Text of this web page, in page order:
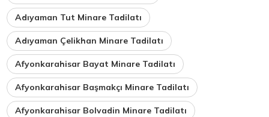
Adıyaman Tut Minare Tadilatı
Adıyaman Çelikhan Minare Tadilatı
Afyonkarahisar Bayat Minare Tadilatı
Afyonkarahisar Başmakçı Minare Tadilatı
Afyonkarahisar Bolvadin Minare Tadilatı